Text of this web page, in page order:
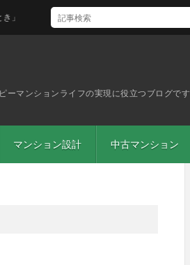
ーマンションライフの実現に役立つブログです
マンション設計 中古マンション